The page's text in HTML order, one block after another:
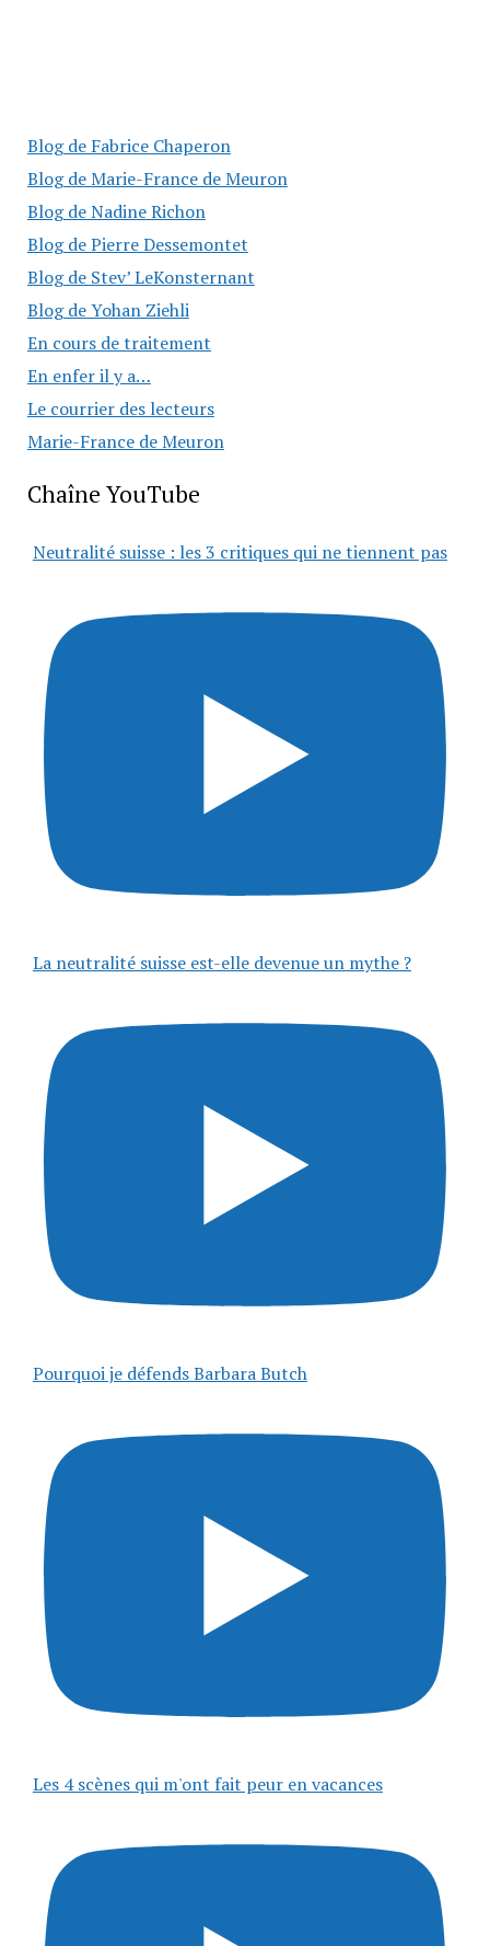
Blog de Fabrice Chaperon
Blog de Marie-France de Meuron
Blog de Nadine Richon
Blog de Pierre Dessemontet
Blog de Stev’ LeKonsternant
Blog de Yohan Ziehli
En cours de traitement
En enfer il y a…
Le courrier des lecteurs
Marie-France de Meuron
Chaîne YouTube
Neutralité suisse : les 3 critiques qui ne tiennent pas
La neutralité suisse est-elle devenue un mythe ?
Pourquoi je défends Barbara Butch
Les 4 scènes qui m'ont fait peur en vacances